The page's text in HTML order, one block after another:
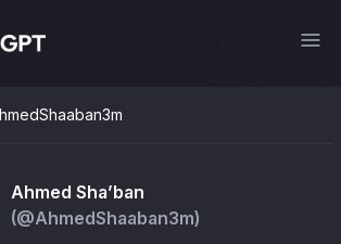
Ahmed Sha’ban
(@AhmedShaaban3m)